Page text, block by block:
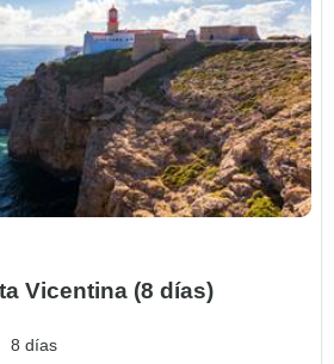
Vicentina (8 días)
8 días